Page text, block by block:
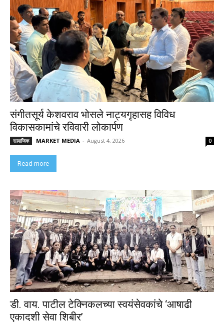
संगीतसूर्य केशवराव भोसले नाट्यगृहासह विविध
विकासकामांचे रविवारी लोकार्पण
सामाजिक MARKET MEDIA - August 4, 2026 0
Read more
डी. वाय. पाटील टेक्निकलच्या स्वयंसेवकांचे ‘आषाढी
एकादशी सेवा शिबीर’